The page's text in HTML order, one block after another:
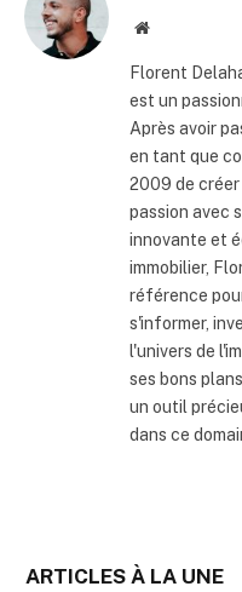
Site
Florent
est un
Après avoir
en tant que
2009 de
passion avec
innovante et
immobilier,
référence
s'informer,
l'univers de
ses bons
un outil
dans ce
ARTICLES À LA UNE